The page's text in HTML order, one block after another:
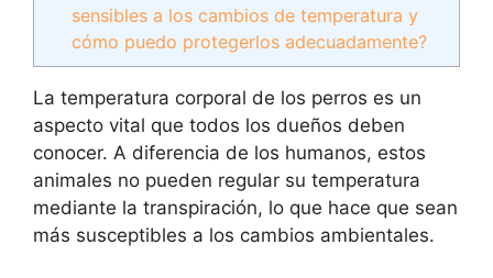
sensibles a los cambios de temperatura y
cómo puedo protegerlos adecuadamente?
La temperatura corporal de los perros es un
aspecto vital que todos los dueños deben
conocer. A diferencia de los humanos, estos
animales no pueden regular su temperatura
mediante la transpiración, lo que hace que sean
más susceptibles a los cambios ambientales.